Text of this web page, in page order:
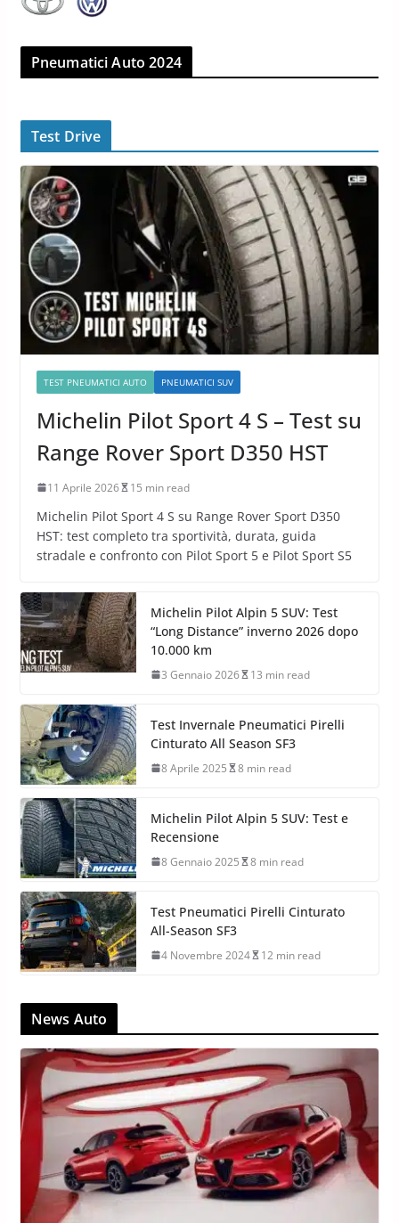
Pneumatici Auto 2024
Test Drive
TEST PNEUMATICI AUTO PNEUMATICI SUV
Michelin Pilot Sport 4 S – Test su
Range Rover Sport D350 HST
11 Aprile 2026 15 min read
Michelin Pilot Sport 4 S su Range Rover Sport D350
HST: test completo tra sportività, durata, guida
stradale e confronto con Pilot Sport 5 e Pilot Sport S5
Michelin Pilot Alpin 5 SUV: Test
“Long Distance” inverno 2026 dopo
10.000 km
3 Gennaio 2026 13 min read
Test Invernale Pneumatici Pirelli
Cinturato All Season SF3
8 Aprile 2025 8 min read
Michelin Pilot Alpin 5 SUV: Test e
Recensione
8 Gennaio 2025 8 min read
Test Pneumatici Pirelli Cinturato
All-Season SF3
4 Novembre 2024 12 min read
News Auto